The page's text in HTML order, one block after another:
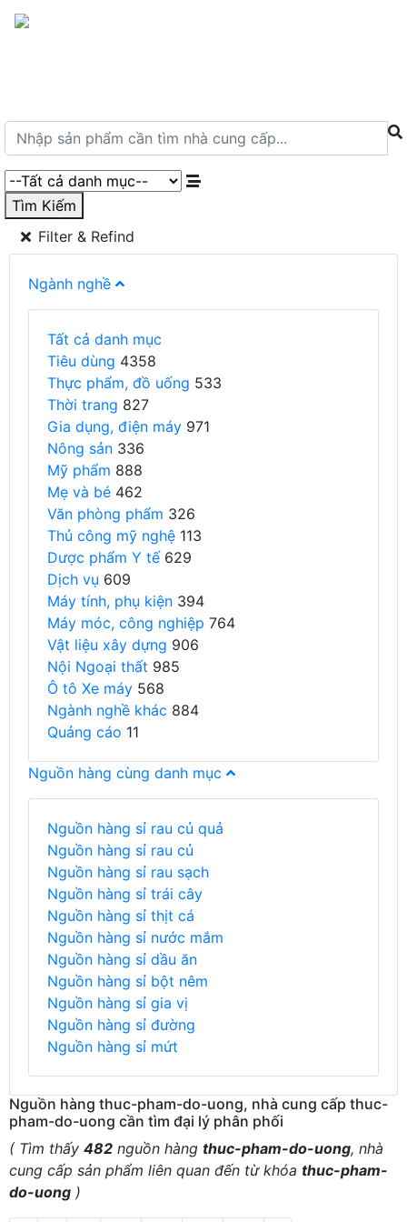
Tìm Kiếm
Filter & Refind
Ngành nghề
Tất cả danh mục
Tiêu dùng 4358
Thực phẩm, đồ uống 533
Thời trang 827
Gia dụng, điện máy 971
Nông sản 336
Mỹ phẩm 888
Mẹ và bé 462
Văn phòng phẩm 326
Thủ công mỹ nghệ 113
Dược phẩm Y tế 629
Dịch vụ 609
Máy tính, phụ kiện 394
Máy móc, công nghiệp 764
Vật liệu xây dựng 906
Nội Ngoại thất 985
Ô tô Xe máy 568
Ngành nghề khác 884
Quảng cáo 11
Nguồn hàng cùng danh mục
Nguồn hàng sỉ rau củ quả
Nguồn hàng sỉ rau củ
Nguồn hàng sỉ rau sạch
Nguồn hàng sỉ trái cây
Nguồn hàng sỉ thịt cá
Nguồn hàng sỉ nước mắm
Nguồn hàng sỉ dầu ăn
Nguồn hàng sỉ bột nêm
Nguồn hàng sỉ gia vị
Nguồn hàng sỉ đường
Nguồn hàng sỉ mứt
Nguồn hàng thuc-pham-do-uong, nhà cung cấp thuc-
pham-do-uong cần tìm đại lý phân phối
( Tìm thấy 482 nguồn hàng thuc-pham-do-uong, nhà
cung cấp sản phẩm liên quan đến từ khóa thuc-pham-
do-uong )